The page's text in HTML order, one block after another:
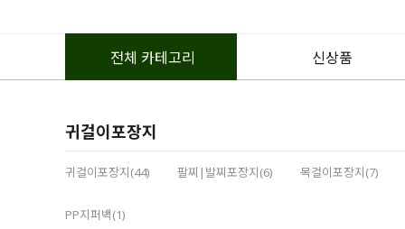
전체 카테고리 신상품
귀걸이포장지
귀걸이포장지(44) 팔찌|발찌포장지(6) 목걸이포장지(7)
PP지퍼백(1)